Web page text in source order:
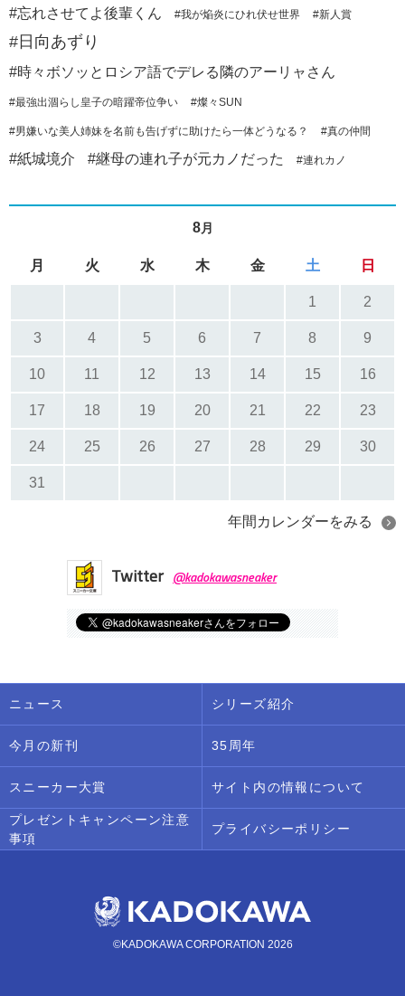
#忘れさせてよ後輩くん #我が焔炎にひれ伏せ世界 #新人賞
#日向あずり
#時々ボソッとロシア語でデレる隣のアーリャさん
#最強出涸らし皇子の暗躍帝位争い #燦々SUN
#男嫌いな美人姉妹を名前も告げずに助けたら一体どうなる？ #真の仲間
#紙城境介 #継母の連れ子が元カノだった #連れカノ
8月
月 火 水 木 金 土 日
1 2
3 4 5 6 7 8 9
10 11 12 13 14 15 16
17 18 19 20 21 22 23
24 25 26 27 28 29 30
31
年間カレンダーをみる
Twitter @kadokawasneaker
ニュース シリーズ紹介
今月の新刊 35周年
スニーカー大賞 サイト内の情報について
プレゼントキャンペーン注意
事項
プライバシーポリシー
©KADOKAWA CORPORATION 2026